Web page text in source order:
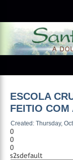
ESCOLA
FEITIO COM
Created: Thursday,
0
0
0
s2sdefault